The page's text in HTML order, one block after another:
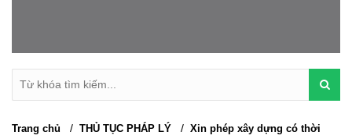
Trang chủ / THỦ TỤC PHÁP LÝ / Xin phép xây dựng có thời